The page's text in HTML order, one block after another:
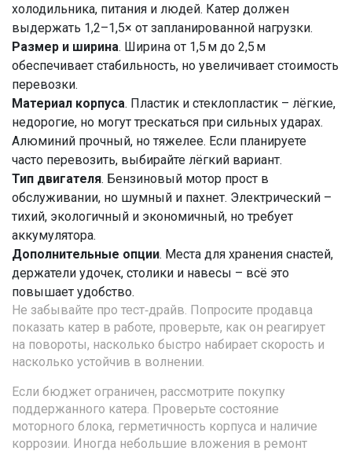
холодильника, питания и людей. Катер должен
выдержать 1,2–1,5× от запланированной нагрузки.
Размер и ширина. Ширина от 1,5 м до 2,5 м
обеспечивает стабильность, но увеличивает стоимость
перевозки.
Материал корпуса. Пластик и стеклопластик – лёгкие,
недорогие, но могут трескаться при сильных ударах.
Алюминий прочный, но тяжелее. Если планируете
часто перевозить, выбирайте лёгкий вариант.
Тип двигателя. Бензиновый мотор прост в
обслуживании, но шумный и пахнет. Электрический –
тихий, экологичный и экономичный, но требует
аккумулятора.
Дополнительные опции. Места для хранения снастей,
держатели удочек, столики и навесы – всё это
повышает удобство.
Не забывайте про тест‑драйв. Попросите продавца
показать катер в работе, проверьте, как он реагирует
на повороты, насколько быстро набирает скорость и
насколько устойчив в волнении.
Если бюджет ограничен, рассмотрите покупку
поддержанного катера. Проверьте состояние
моторного блока, герметичность корпуса и наличие
коррозии. Иногда небольшие вложения в ремонт